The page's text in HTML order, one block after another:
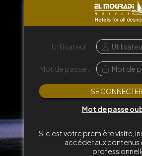
Utilisateur :
Mot de passe :
Mot de passe
Si c'est votre première visite,
accéder aux contenus